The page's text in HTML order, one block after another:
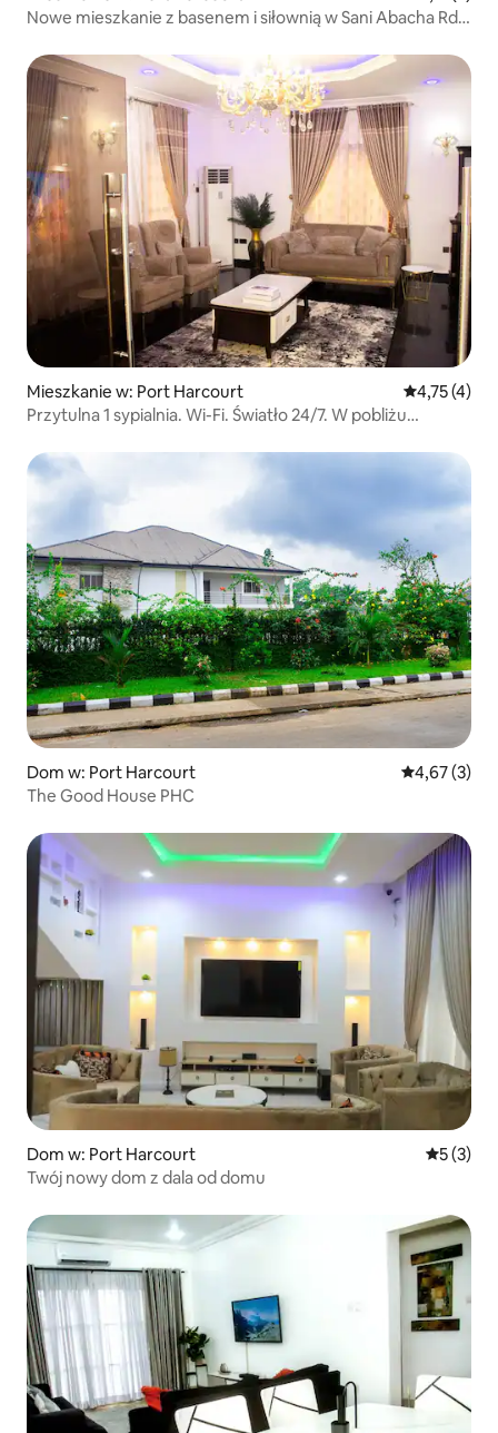
Nowe mieszkanie z basenem i siłownią w Sani Abacha Rd,
Mieszkanie w: Port Harcourt Średnia
4,75 (4)
Przytulna 1 sypialnia. Wi-Fi. Światło 24/7. W pobliżu
Dom w: Port Harcourt Średnia
4,67 (3)
The Good House PHC
Dom w: Port Harcourt Średnia
5 (3)
Twój nowy dom z dala od domu